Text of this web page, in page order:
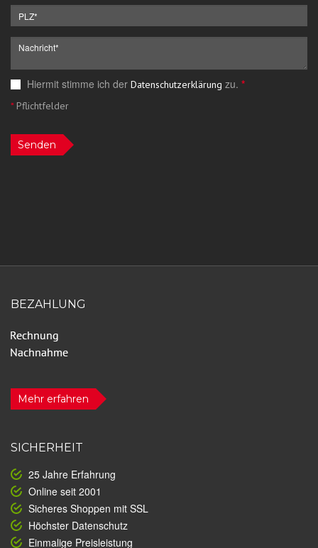
Hiermit stimme ich der Datenschutzerklärung zu. *
*Pflichtfelder
Senden
BEZAHLUNG
Mehr erfahren
SICHERHEIT
25 Jahre Erfahrung
Online seit 2001
Sicheres Shoppen mit SSL
Höchster Datenschutz
Einmalige Preisleistung